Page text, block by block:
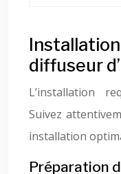
diffuseur
L’installation
Suivez
installation
Préparation